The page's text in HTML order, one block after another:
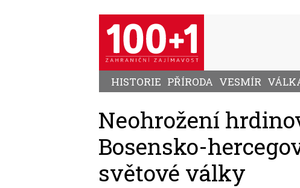
HISTORIE PŘÍRODA VESMÍR
Neohrožení
Bosensko-
světové války